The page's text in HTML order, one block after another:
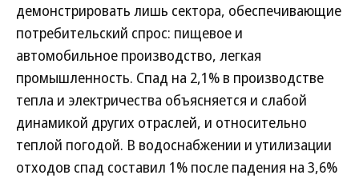
демонстрировать лишь сектора, обеспечивающие
потребительский спрос: пищевое и
автомобильное производство, легкая
промышленность. Спад на 2,1% в производстве
тепла и электричества объясняется и слабой
динамикой других отраслей, и относительно
теплой погодой. В водоснабжении и утилизации
отходов спад составил 1% после падения на 3,6%